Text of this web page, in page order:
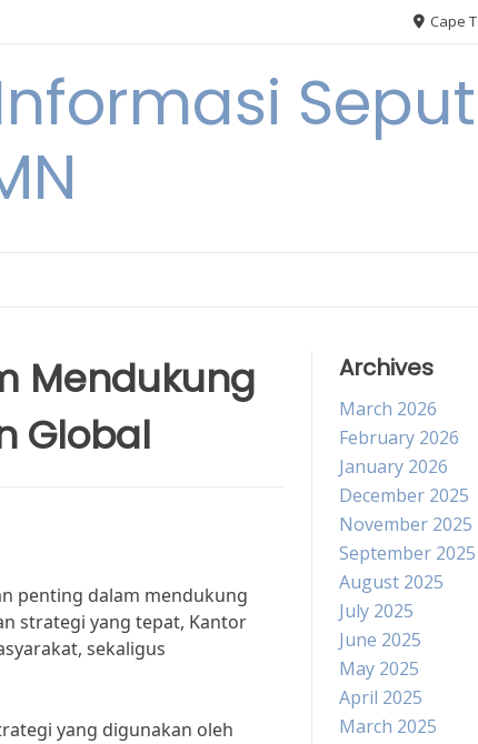
Cape
Informasi
Mendukung
Global
penting dalam mendukung
strategi yang tepat, Kantor
sekaligus
yang digunakan oleh
Archives
March 2026
February 2026
January 2026
December 2025
November 2025
September 2025
August 2025
July 2025
June 2025
May 2025
April 2025
March 2025